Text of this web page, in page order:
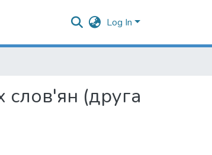
Log In
слов'ян (друга